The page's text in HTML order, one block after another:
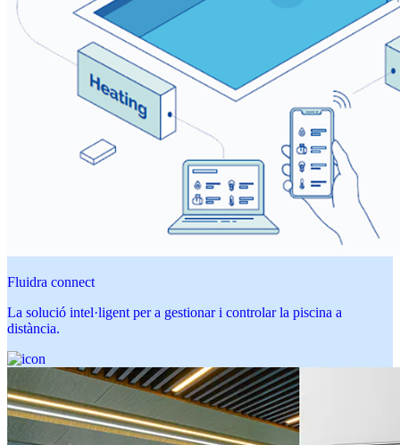
Fluidra connect
La solució intel·ligent per a gestionar i controlar la piscina a
distància.